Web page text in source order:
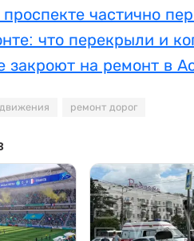
частично
что перекрыли и
закроют на ремонт в
ремонт дорог